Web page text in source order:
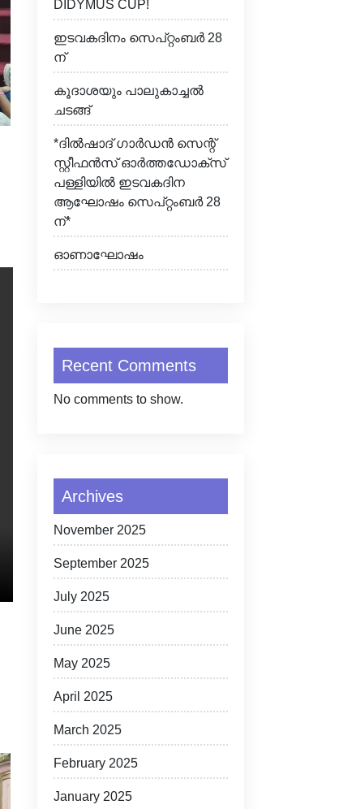
DIDYMUS CUP!
ഇടവകദിനം സെപ്റ്റംബർ 28
ന്
കൂദാശയും പാലുകാച്ചൽ
ചടങ്ങ്
*ദിൽഷാദ് ഗാർഡൻ സെന്റ്
സ്റ്റീഫൻസ് ഓർത്തഡോക്സ്
പള്ളിയിൽ ഇടവകദിന
ആഘോഷം സെപ്റ്റംബർ 28
ന്*
ഓണാഘോഷം
Recent Comments
No comments to show.
Archives
November 2025
September 2025
July 2025
June 2025
May 2025
April 2025
March 2025
February 2025
January 2025